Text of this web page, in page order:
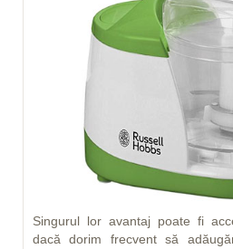
Singurul lor avantaj poate fi
dacă dorim frecvent să